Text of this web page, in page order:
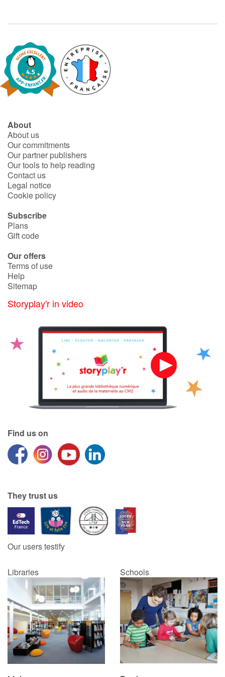
Learn french with Storyplay'r
French book lists for children
Activities and workshops
Dyslexia and reading disorders
About
About us
Our commitments
Our partner publishers
Our tools to help reading
Contact us
Legal notice
Cookie policy
Subscribe
Plans
Gift code
Our offers
Terms of use
Help
Sitemap
Storyplay'r in video
Find us on
They trust us
Our users testify
Libraries Schools